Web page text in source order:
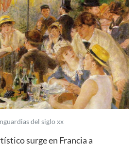
del siglo xx
surge en Francia a